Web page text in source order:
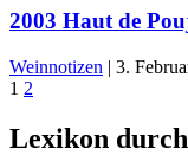
2003 Haut de
Weinnotizen | 3.
1 2
Lexikon